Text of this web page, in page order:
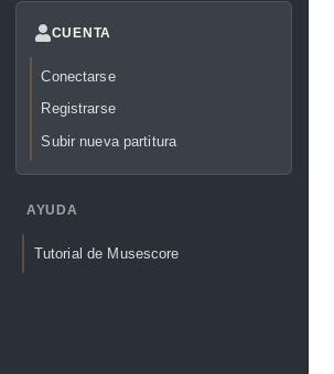
CUENTA
Conectarse
Registrarse
Subir nueva partitura
AYUDA
Tutorial de Musescore